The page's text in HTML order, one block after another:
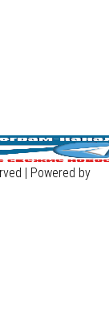
| Powered by